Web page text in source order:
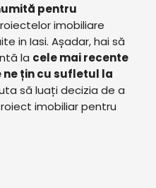
pentru
imobiliare
in Iasi. Așadar, hai să
la cele mai recente
țin cu sufletul la
să luați decizia de a
imobiliar pentru